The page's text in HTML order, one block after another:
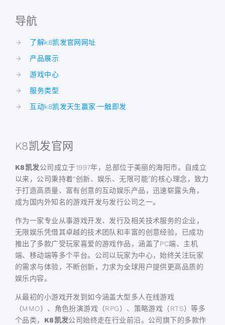
导航
了解k8凯发官网网址
产品展示
游戏中心
服务类型
互动k8凯发天生赢家·一触即发
K8凯发官网
K8凯发公司成立于1997年，总部位于美丽的海阳市。自成立
以来，公司秉持着“创新、娱乐、无限可能”的核心理念，致力
于打造高质量、富有创意的互动娱乐产品，迅速崭露头角，
成为国内外知名的游戏开发与发行公司之一。
作为一家专业从事游戏开发、发行及相关技术服务的企业，
无限娱乐凭借其卓越的技术团队和丰富的创意经验，已成功
推出了多款广受玩家喜爱的游戏作品，涵盖了PC端、主机
端、移动端等多个平台。公司以玩家为中心，始终关注玩家
的需求与体验，不断创新，力求为全球用户提供更高品质的
娱乐内容。
从最初的小游戏开发到如今涵盖大型多人在线游戏
（MMO）、角色扮演游戏（RPG）、策略游戏（RTS）等多
个品类， K8凯发公司始终走在行业前沿。公司旗下的多款作